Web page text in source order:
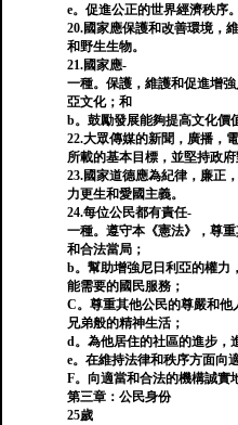
e。促進公正的世界經濟秩序。
20.國家應保護和改善環境，
和野生生物。
21.國家應-
一種。保護，維護和促進增
亞文化；和
b。鼓勵發展能夠提高文化價
22.大眾傳媒的新聞，廣播，
所載的基本目標，並堅持政府
23.國家道德應為紀律，廉正
力更生和愛國主義。
24.每位公民都有責任-
一種。遵守本《憲法》，尊
和合法當局；
b。幫助增強尼日利亞的權力
能需要的國民服務；
C。尊重其他公民的尊嚴和
兄弟般的精神生活；
d。為他居住的社區的進步，
e。在維持法律和秩序方面向
F。向適當和合法的機構誠實
第三章：公民身份
25歲